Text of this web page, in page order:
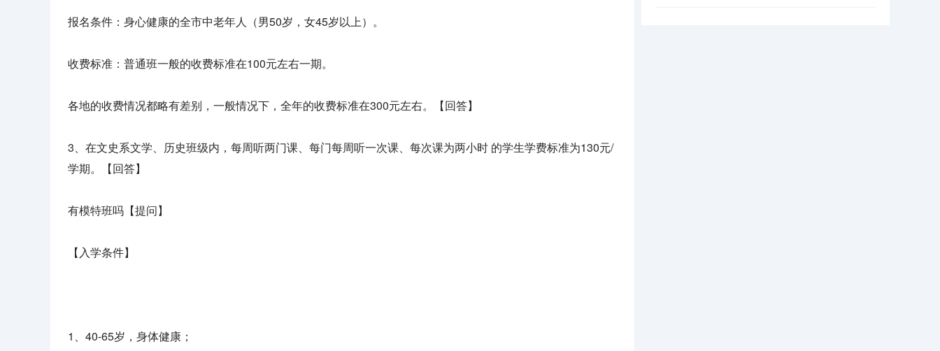
报名条件：身心健康的全市中老年人（男50岁，女45岁以上）。
收费标准：普通班一般的收费标准在100元左右一期。
各地的收费情况都略有差别，一般情况下，全年的收费标准在300元左右。【回答】
3、在文史系文学、历史班级内，每周听两门课、每门每周听一次课、每次课为两小时 的学生学费标准为130元/
学期。【回答】
有模特班吗【提问】
【入学条件】
1、40-65岁，身体健康；